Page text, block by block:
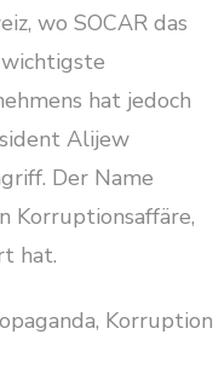
wo SOCAR das
hat jedoch
Alijew
Der Name
Korruptionsaffäre,
hat.
Korruption